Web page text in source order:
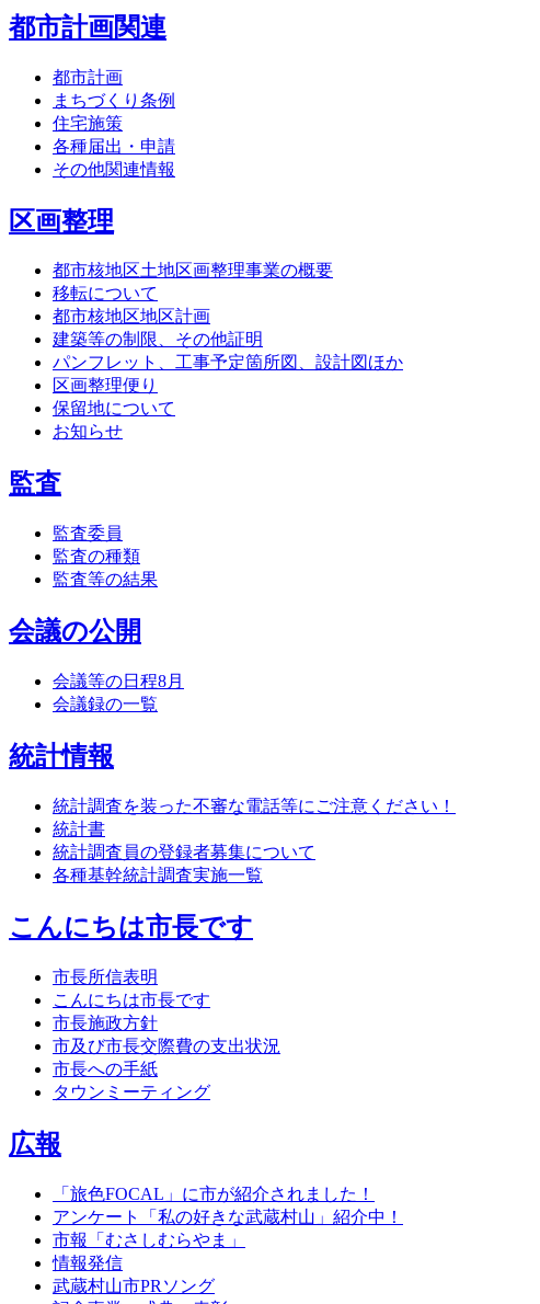
都市計画関連
都市計画
まちづくり条例
住宅施策
各種届出・申請
その他関連情報
区画整理
都市核地区土地区画整理事業の概要
移転について
都市核地区地区計画
建築等の制限、その他証明
パンフレット、工事予定箇所図、設計図ほか
区画整理便り
保留地について
お知らせ
監査
監査委員
監査の種類
監査等の結果
会議の公開
会議等の日程8月
会議録の一覧
統計情報
統計調査を装った不審な電話等にご注意ください！
統計書
統計調査員の登録者募集について
各種基幹統計調査実施一覧
こんにちは市長です
市長所信表明
こんにちは市長です
市長施政方針
市及び市長交際費の支出状況
市長への手紙
タウンミーティング
広報
「旅色FOCAL」に市が紹介されました！
アンケート「私の好きな武蔵村山」紹介中！
市報「むさしむらやま」
情報発信
武蔵村山市PRソング